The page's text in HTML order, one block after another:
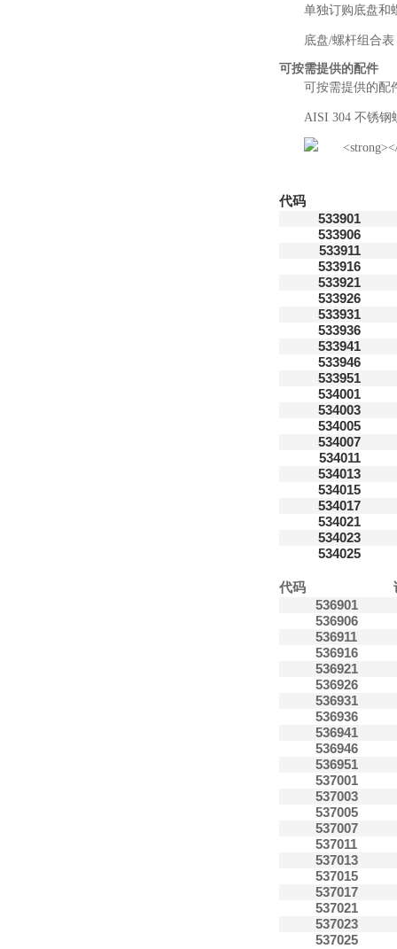
单独订购底盘和
底盘/螺杆组合表
可按需提供的配件
可按需提供的配
AISI 304 不锈钢
代码
533901
533906
533911
533916
533921
533926
533931
533936
533941
533946
533951
534001
534003
534005
534007
534011
534013
534015
534017
534021
534023
534025
代码
536901
536906
536911
536916
536921
536926
536931
536936
536941
536946
536951
537001
537003
537005
537007
537011
537013
537015
537017
537021
537023
537025